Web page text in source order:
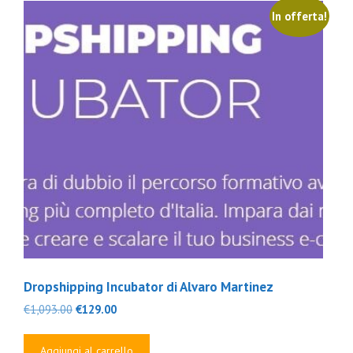
In offerta!
Dropshipping Incubator di Alvaro Martinez
€1,093.00 Il
€129.00Il